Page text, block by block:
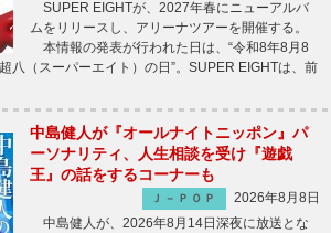
SUPER EIGHTが、2027年春にニューアルバ
ムをリリースし、アリーナツアーを開催する。
本情報の発表が行われた日は、“令和8年8月8
八（スーパーエイト）の日”。SUPER EIGHTは、前
中島健人が『オールナイトニッポン』パ
ーソナリティ、人生相談を受け『遊戯
王』の話をするコーナーも
Ｊ－ＰＯＰ
2026年8月8日
中島健人が、2026年8月14日深夜に放送とな